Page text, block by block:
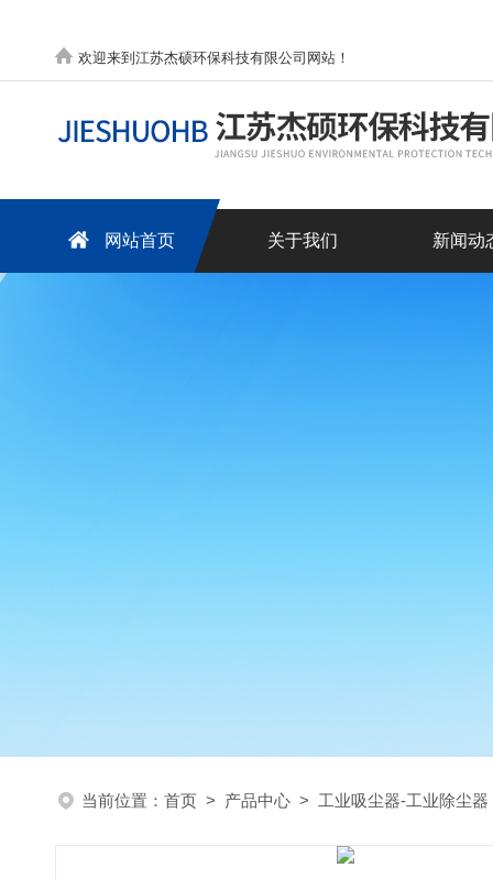
欢迎来到江苏杰硕环保科技有限公司网站！
网站首页 关于我们 新闻动
当前位置： 首页 > 产品中心 > 工业吸尘器-工业除尘器